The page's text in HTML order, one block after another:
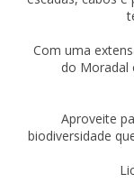
Com uma
do Moradal
Aproveite
biodiversidade